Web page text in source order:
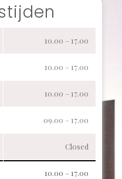
10.00 – 17.00
10.00 – 17.00
10.00 – 17.00
09.00 – 17.00
Closed
10.00 – 17.00